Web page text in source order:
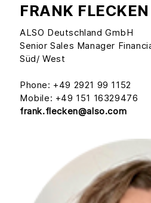
FRANK FLECKEN
ALSO Deutschland GmbH
Senior Sales Manager
Süd/ West
Phone: +49 2921 99 1152
Mobile: +49 151 16329476
frank.flecken@also.com